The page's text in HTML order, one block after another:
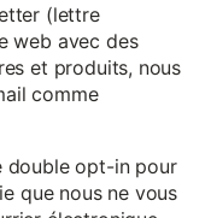
(lettre
web avec des
et produits, nous
comme
double opt-in pour
que nous ne vous